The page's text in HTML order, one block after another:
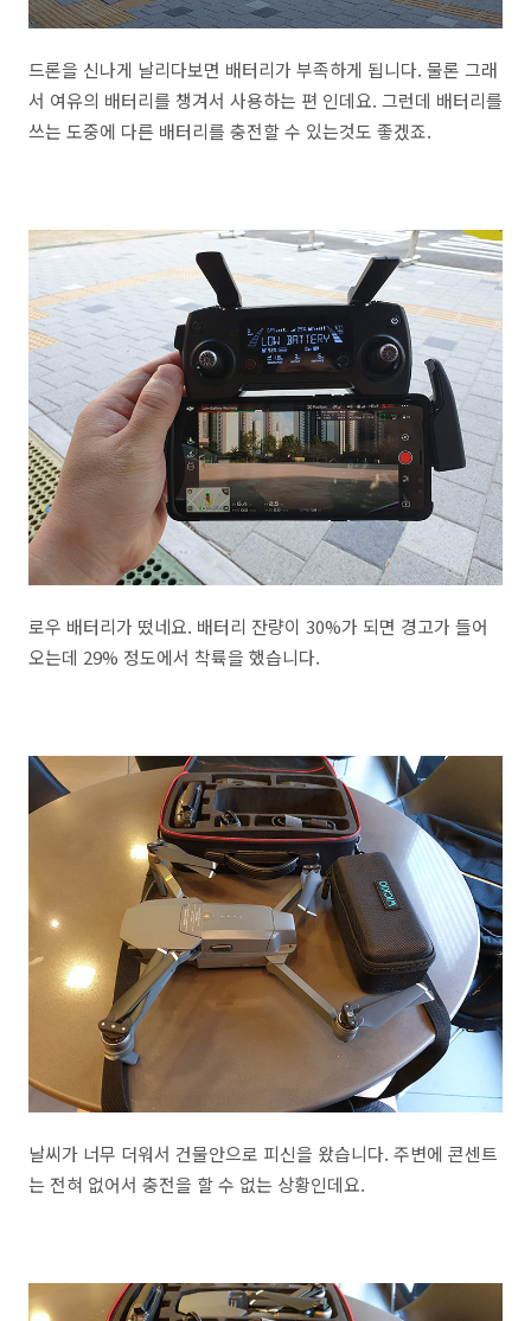
드론을 신나게 날리다보면 배터리가 부족하게 됩니다. 물론 그래
서 여유의 배터리를 챙겨서 사용하는 편 인데요. 그런데 배터리를
쓰는 도중에 다른 배터리를 충전할 수 있는것도 좋겠죠.
로우 배터리가 떴네요. 배터리 잔량이 30%가 되면 경고가 들어
오는데 29% 정도에서 착륙을 했습니다.
날씨가 너무 더워서 건물안으로 피신을 왔습니다. 주변에 콘센트
는 전혀 없어서 충전을 할 수 없는 상황인데요.